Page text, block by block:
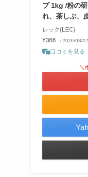
プ 1kg /粉の
れ、茶しぶ、
レック(LEC)
¥366
（2026/08/
口コミを見る
＼